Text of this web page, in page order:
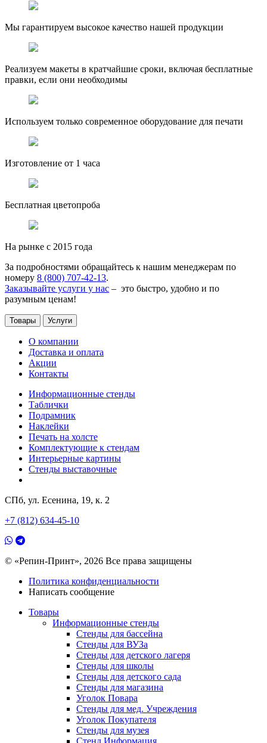
Мы гарантируем высокое качество нашей продукции
Реализуем макеты в кратчайшие сроки, включая бесплатные
правки, если они необходимы
Используем только современное оборудование для печати
Изготовление от 1 часа
Бесплатная цветопроба
На рынке с 2015 года
За подробностями обращайтесь к нашим менеджерам по
номеру 8 (800) 707-42-13.
Заказывайте услуги у нас – это быстро, удобно и по
разумным ценам!
Товары Услуги
О компании
Доставка и оплата
Акции
Контакты
Информационные стенды
Таблички
Подрамник
Наклейки
Печать на холсте
Комплектующие к стендам
Интерьерные картины
Стенды выставочные
СПб, ул. Есенина, 19, к. 2
+7 (812) 634-45-10
© «Репин-Принт», 2026 Все права защищены
Политика конфиденциальности
Написать сообщение
Товары
Информационные стенды
Стенды для бассейна
Стенды для ВУЗа
Стенды для детского лагеря
Стенды для школы
Стенды для детского сада
Стенды для магазина
Уголок Повара
Стенды для мед. Учреждения
Уголок Покупателя
Стенды для музея